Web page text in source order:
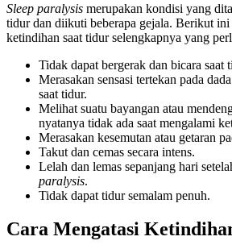
Sleep paralysis merupakan kondisi yang
tidur dan diikuti beberapa gejala. Berikut ini
ketindihan saat tidur selengkapnya yang
Tidak dapat bergerak dan bicara saat
Merasakan sensasi tertekan pada
saat tidur.
Melihat suatu bayangan atau
nyatanya tidak ada saat mengalami
Merasakan kesemutan atau getaran
Takut dan cemas secara intens.
Lelah dan lemas sepanjang hari
paralysis.
Tidak dapat tidur semalam penuh.
Cara Mengatasi